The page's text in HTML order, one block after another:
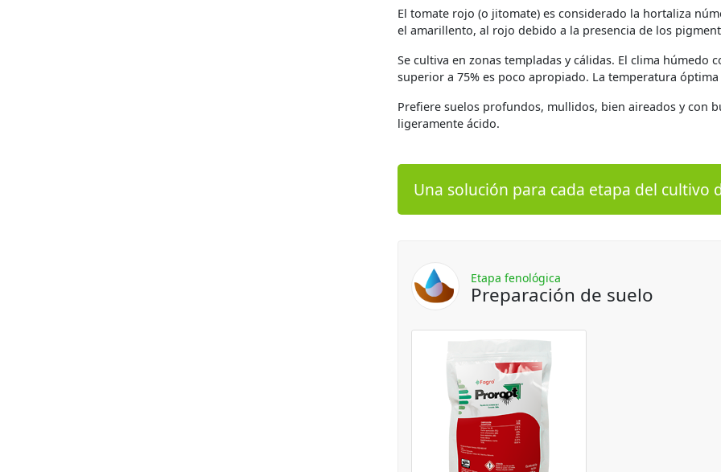
El tomate rojo (o jitomate) es considerado la hortaliza
el amarillento, al rojo debido a la presencia de los
Se cultiva en zonas templadas y cálidas. El clima húmedo
superior a 75% es poco apropiado. La temperatura óptima
Prefiere suelos profundos, mullidos, bien aireados y con
ligeramente ácido.
Una solución para cada etapa del cultivo
Etapa fenológica
Preparación de suelo